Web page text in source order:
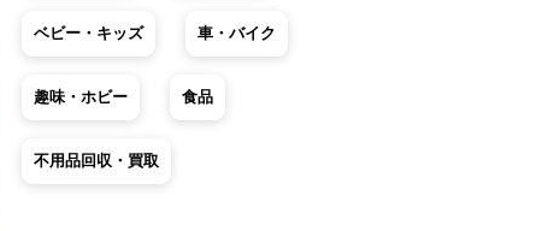
ベビー・キッズ 車・バイク
趣味・ホビー 食品
不用品回収・買取